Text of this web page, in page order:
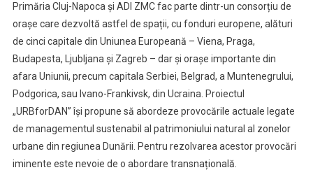
Primăria Cluj-Napoca și ADI ZMC fac parte dintr-un consorțiu de
orașe care dezvoltă astfel de spații, cu fonduri europene, alături
de cinci capitale din Uniunea Europeană – Viena, Praga,
Budapesta, Ljubljana și Zagreb – dar și orașe importante din
afara Uniunii, precum capitala Serbiei, Belgrad, a Muntenegrului,
Podgorica, sau Ivano-Frankivsk, din Ucraina. Proiectul
„URBforDAN” își propune să abordeze provocările actuale legate
de managementul sustenabil al patrimoniului natural al zonelor
urbane din regiunea Dunării. Pentru rezolvarea acestor provocări
iminente este nevoie de o abordare transnațională.